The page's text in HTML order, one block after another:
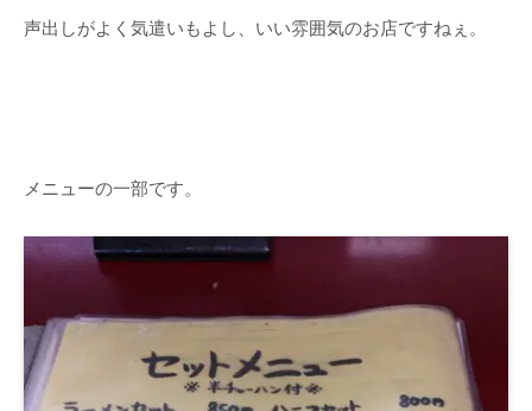
声出しがよく気遣いもよし、いい雰囲気のお店ですねぇ。
メニューの一部です。